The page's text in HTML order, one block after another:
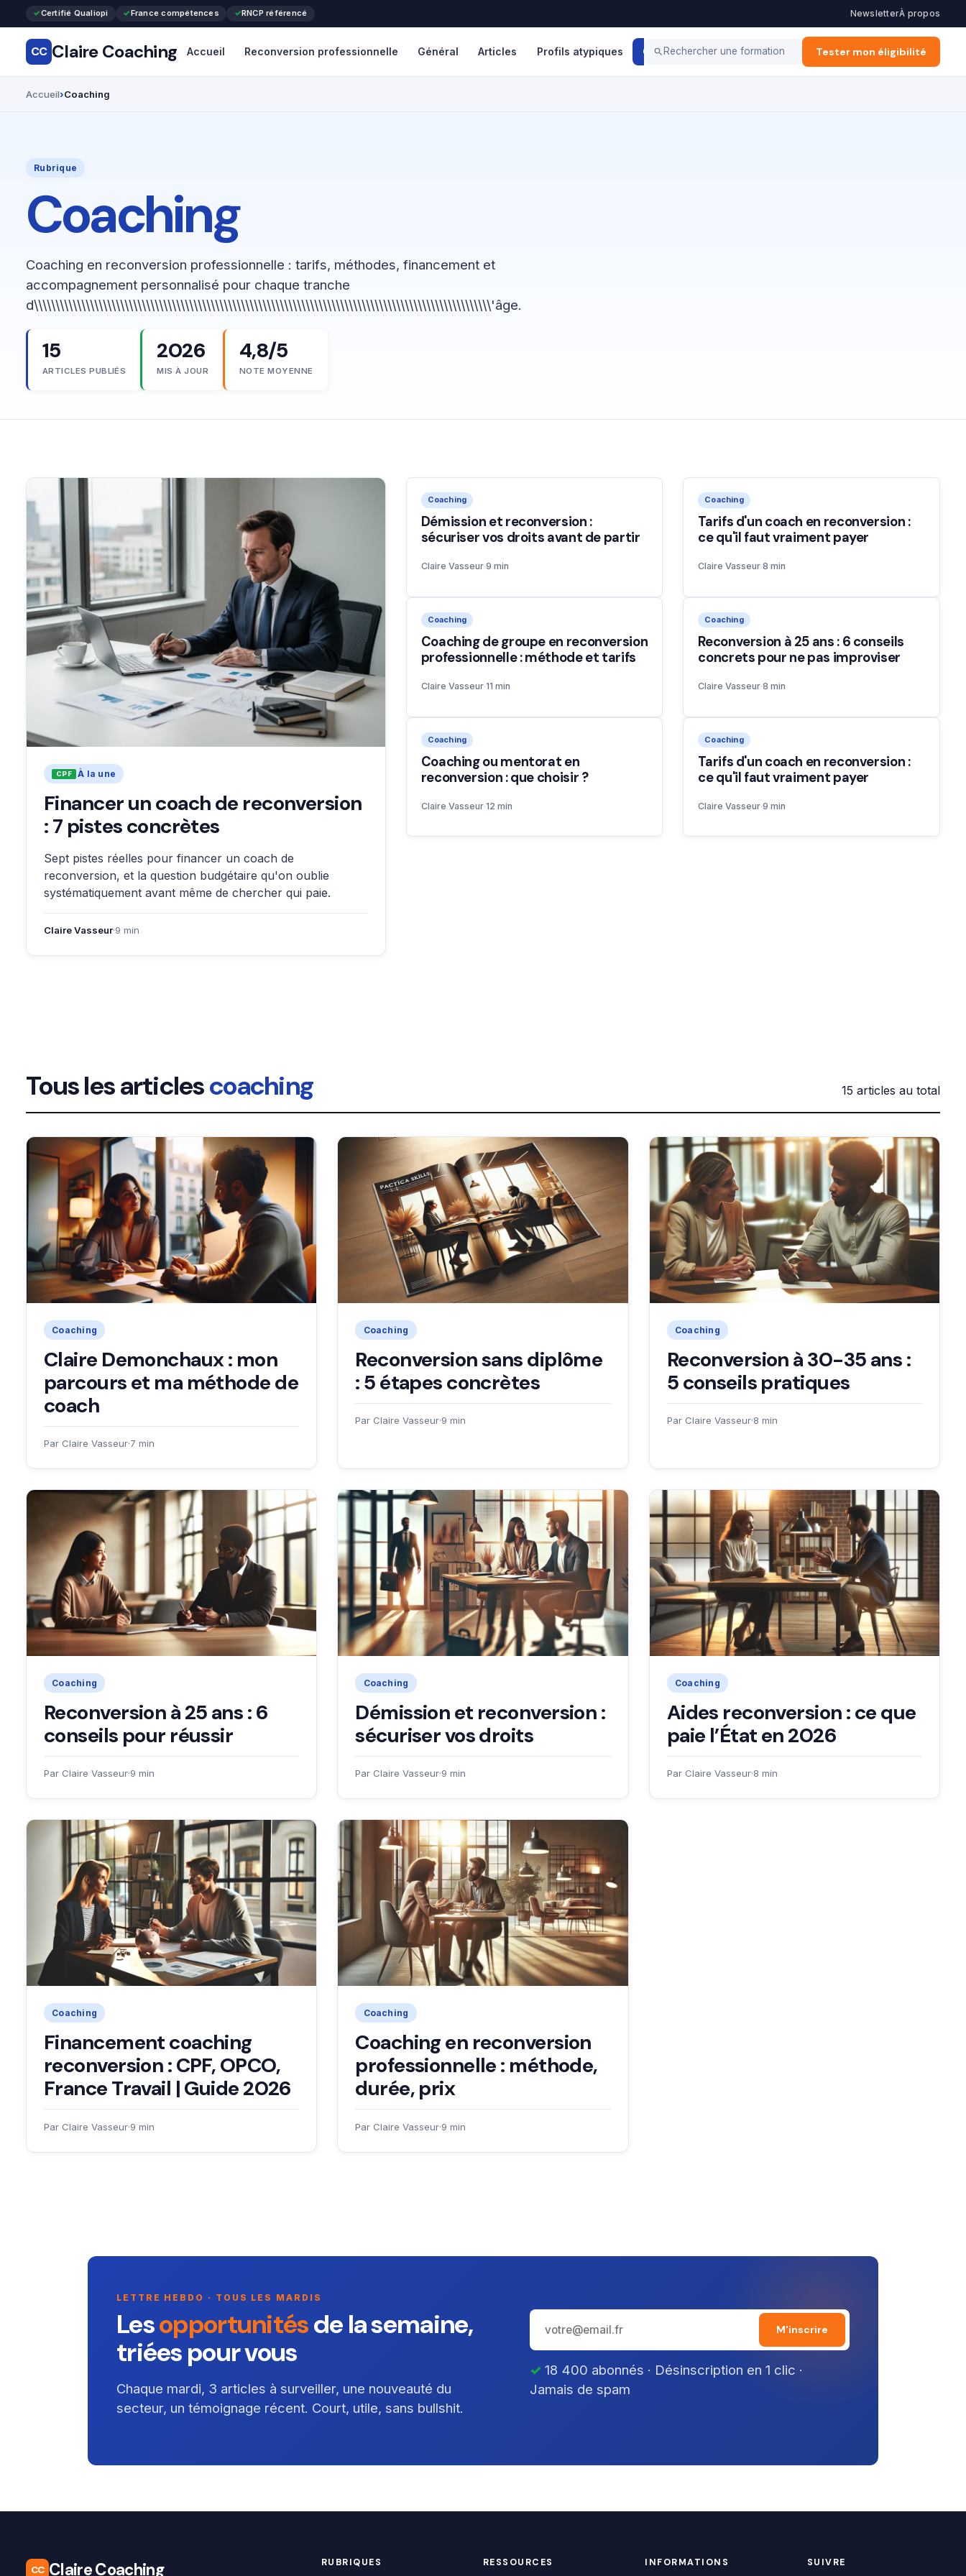
Certifié Qualiopi France compétences RNCP référencé NewsletterÀ propos
CC Claire Coaching Accueil Reconversion professionnelle Général Articles Profils atypiques Coaching Haut potentiel
Rechercher une formation Tester mon éligibilité
Accueil Coaching
Rubrique
Coaching
Coaching en reconversion professionnelle : tarifs, méthodes, financement et
accompagnement personnalisé pour chaque tranche
d\\\\\\\\\\\\\\\\\\\\\\\\\\\\\\\\\\\\\\\\\\\\\\\\\\\\\\\\\\\\\\\\\\\\\\\\\\\\\\\\\\\\\\\\\\\\\\\\\\\\\\\\\\'âge.
15
ARTICLES PUBLIÉS
2026
MIS À JOUR
4,8/5
NOTE MOYENNE
À la une
Financer un coach de reconversion
: 7 pistes concrètes
Sept pistes réelles pour financer un coach de
reconversion, et la question budgétaire qu'on oublie
systématiquement avant même de chercher qui paie.
Claire Vasseur·9 min
Coaching
Démission et reconversion :
sécuriser vos droits avant de partir
Claire Vasseur·9 min
Coaching
Coaching de groupe en reconversion
professionnelle : méthode et tarifs
Claire Vasseur·11 min
Coaching
Coaching ou mentorat en
reconversion : que choisir ?
Claire Vasseur·12 min
Coaching
Tarifs d'un coach en reconversion :
ce qu'il faut vraiment payer
Claire Vasseur·8 min
Coaching
Reconversion à 25 ans : 6 conseils
concrets pour ne pas improviser
Claire Vasseur·8 min
Coaching
Tarifs d'un coach en reconversion :
ce qu'il faut vraiment payer
Claire Vasseur·9 min
Tous les articlescoaching 15 articles au total
Coaching
Claire Demonchaux : mon
parcours et ma méthode de
coach
Par Claire Vasseur·7 min
Coaching
Reconversion sans diplôme
: 5 étapes concrètes
Par Claire Vasseur·9 min
Coaching
Reconversion à 30-35 ans :
5 conseils pratiques
Par Claire Vasseur·8 min
Coaching
Reconversion à 25 ans : 6
conseils pour réussir
Par Claire Vasseur·9 min
Coaching
Démission et reconversion :
sécuriser vos droits
Par Claire Vasseur·9 min
Coaching
Aides reconversion : ce que
paie l’État en 2026
Par Claire Vasseur·8 min
Coaching
Financement coaching
reconversion : CPF, OPCO,
France Travail | Guide 2026
Par Claire Vasseur·9 min
Coaching
Coaching en reconversion
professionnelle : méthode,
durée, prix
Par Claire Vasseur·9 min
LETTRE HEBDO · TOUS LES MARDIS
Lesopportunitésde la semaine,
triées pour vous
Chaque mardi, 3 articles à surveiller, une nouveauté du
secteur, un témoignage récent. Court, utile, sans bullshit.
M'inscrire
18 400 abonnés · Désinscription en 1 clic ·
Jamais de spam
CC Claire Coaching RUBRIQUES RESSOURCES INFORMATIONS SUIVRE